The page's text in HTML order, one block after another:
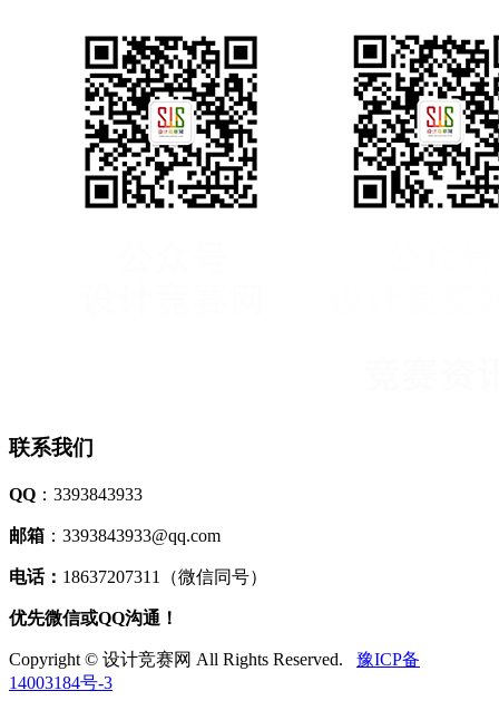
联系我们
QQ ：3393843933
邮箱 ：3393843933@qq.com
电话： 18637207311（微信同号）
优先微信或QQ沟通！
Copyright © 设计竞赛网 All Rights Reserved.
豫ICP备
14003184号-3